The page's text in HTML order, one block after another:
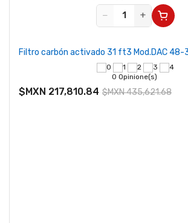
−
+
Filtro carbón activado 31 ft3 Mod.DAC 48-
0 Opinione(s)
$MXN 217,810.84 $MXN 435,621.68